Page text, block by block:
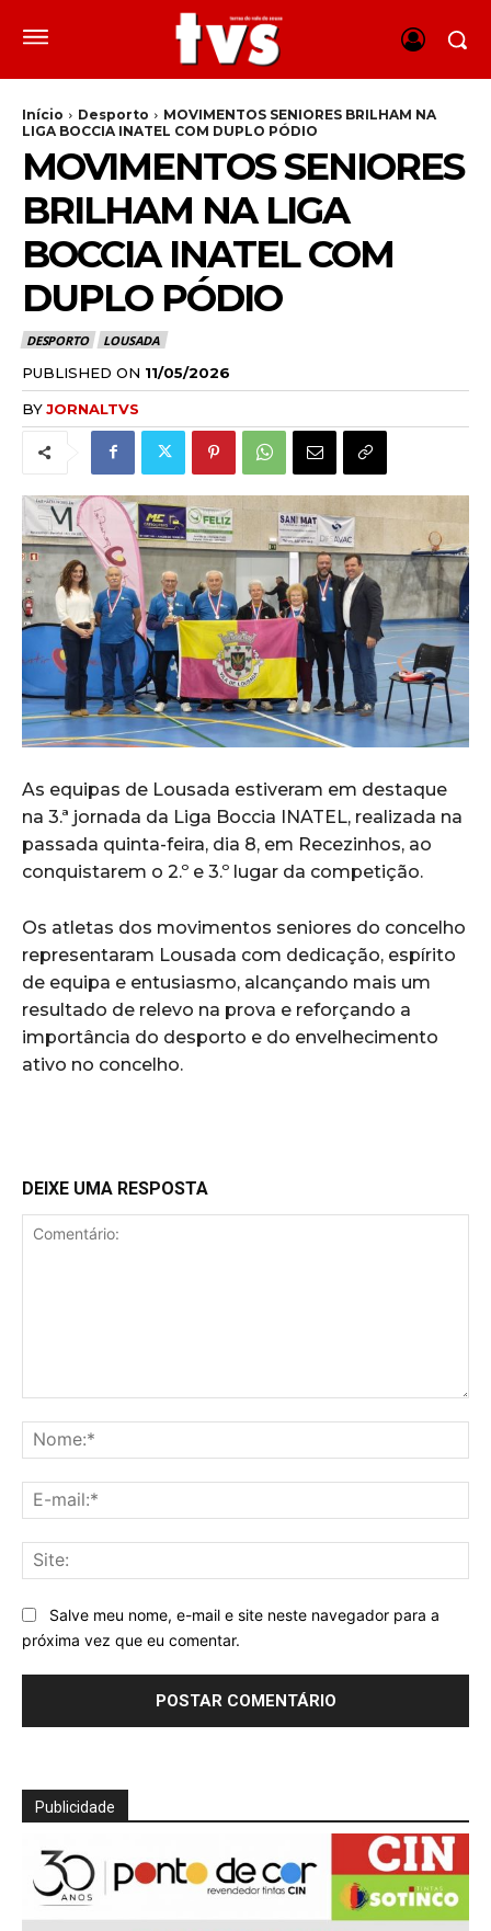
Início Desporto
MOVIMENTOS SENIORES BRILHAM NA
LIGA BOCCIA INATEL COM DUPLO PÓDIO
MOVIMENTOS SENIORES
BRILHAM NA LIGA
BOCCIA INATEL COM
DUPLO PÓDIO
DESPORTO LOUSADA
PUBLISHED ON 11/05/2026
BYJORNALTVS
As equipas de Lousada estiveram em destaque
na 3.ª jornada da Liga Boccia INATEL, realizada na
passada quinta-feira, dia 8, em Recezinhos, ao
conquistarem o 2.º e 3.º lugar da competição.
Os atletas dos movimentos seniores do concelho
representaram Lousada com dedicação, espírito
de equipa e entusiasmo, alcançando mais um
resultado de relevo na prova e reforçando a
importância do desporto e do envelhecimento
ativo no concelho.
DEIXE UMA RESPOSTA
Salve meu nome, e-mail e site neste navegador para a
próxima vez que eu comentar.
Publicidade